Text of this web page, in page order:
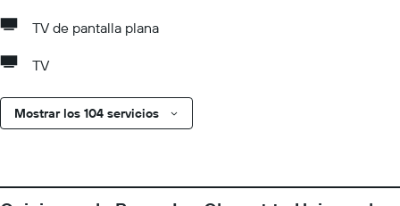
TV de pantalla plana
TV
Mostrar los 104 servicios